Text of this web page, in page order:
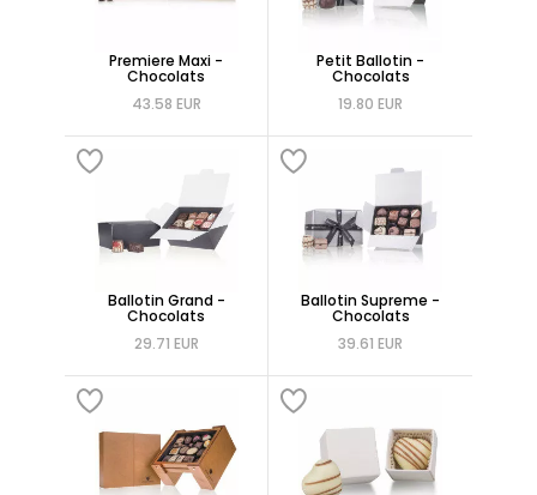
Premiere Maxi -
Chocolats
43.58 EUR
Petit Ballotin -
Chocolats
19.80 EUR
Ballotin Grand -
Chocolats
29.71 EUR
Ballotin Supreme -
Chocolats
39.61 EUR